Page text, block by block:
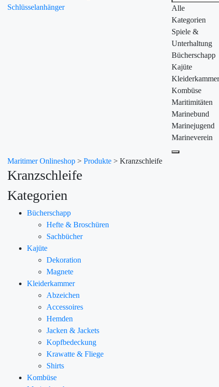
Schlüsselanhänger
Alle
Kategorien
Spiele &
Unterhaltung
Bücherschapp
Kajüte
Kleiderkammer
Kombüse
Maritimitäten
Marinebund
Marinejugend
Marineverein
Maritimer Onlineshop > Produkte > Kranzschleife
Kranzschleife
Kategorien
Bücherschapp
Hefte & Broschüren
Sachbücher
Kajüte
Dekoration
Magnete
Kleiderkammer
Abzeichen
Accessoires
Hemden
Jacken & Jackets
Kopfbedeckung
Krawatte & Fliege
Shirts
Kombüse